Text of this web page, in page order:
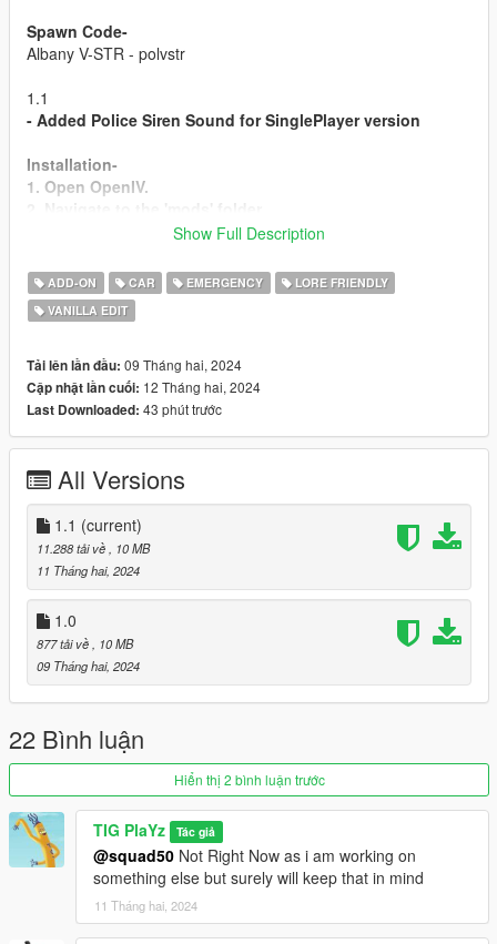
Spawn Code-
Albany V-STR - polvstr
1.1
- Added Police Siren Sound for SinglePlayer version
Installation-
1. Open OpenIV.
3. Move "polvstr" folder to mods/update/x64/dlcpacks
5. Add the following line to the bottom: dlcpacks:/polvstr/
All Done Enjoy
Credits-
Rockstar Games - Vehicle Model
Terms and Conditions
1. You're not allowed to re-upload without author's
permission.
permission.
Notes:
If Your Game Crashes Try adding GameConfig File
Template is Included in the Zip itself
Please report any bugs in the comments
Contact Details
Discord
Show Full Description
ADD-ON CAR EMERGENCY
LORE FRIENDLY
VANILLA EDIT
Tải lên lần đầu: 09 Tháng hai, 2024
Cập nhật lần cuối: 12 Tháng hai, 2024
Last Downloaded: 43 phút trước
All Versions
1.1 (current)
11.288 tải về
, 10 MB
11 Tháng hai, 2024
1.0
877 tải về
, 10 MB
09 Tháng hai, 2024
22 Bình luận
Hiển thị 2 bình luận trước
TIG PlaYz Tác giả
@squad50 Not Right Now as i am working on
something else but surely will keep that in mind
11 Tháng hai, 2024